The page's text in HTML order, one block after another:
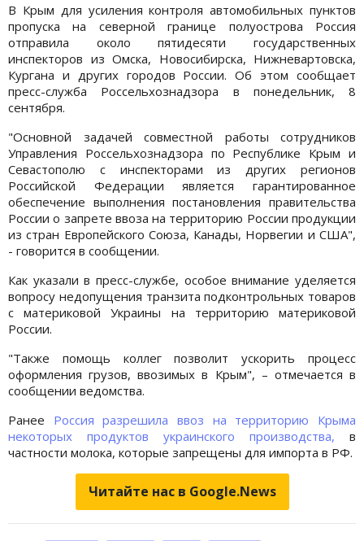
В Крым для усиления контроля автомобильных пунктов
пропуска на северной границе полуострова Россия
отправила около пятидесяти государственных
инспекторов из Омска, Новосибирска, Нижневартовска,
Кургана и других городов России. Об этом сообщает
пресс-служба Россельхознадзора в понедельник, 8
сентября.
"Основной задачей совместной работы сотрудников
Управления Россельхознадзора по Республике Крым и
Севастополю с инспекторами из других регионов
Российской Федерации является гарантированное
обеспечение выполнения постановления правительства
России о запрете ввоза на территорию России продукции
из стран Европейского Союза, Канады, Норвегии и США",
- говорится в сообщении.
Как указали в пресс-службе, особое внимание уделяется
вопросу недопущения транзита подконтрольных товаров
с материковой Украины на территорию материковой
России.
"Также помощь коллег позволит ускорить процесс
оформления грузов, ввозимых в Крым", – отмечается в
сообщении ведомства.
Ранее Россия разрешила ввоз на территорию Крыма
некоторых продуктов украинского производства, в
частности молока, которые запрещены для импорта в РФ.
Читайте нас в Google.News